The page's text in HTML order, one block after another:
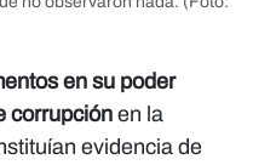
en su poder
corrupción en la
evidencia de